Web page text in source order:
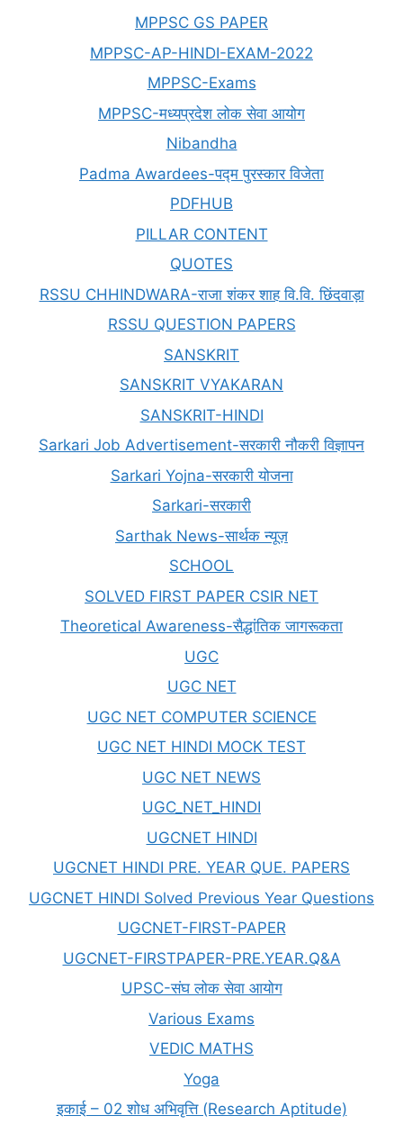
MPPSC GS PAPER
MPPSC-AP-HINDI-EXAM-2022
MPPSC-Exams
MPPSC-मध्यप्रदेश लोक सेवा आयोग
Nibandha
Padma Awardees-पद्म पुरस्कार विजेता
PDFHUB
PILLAR CONTENT
QUOTES
RSSU CHHINDWARA-राजा शंकर शाह वि.वि. छिंदवाड़ा
RSSU QUESTION PAPERS
SANSKRIT
SANSKRIT VYAKARAN
SANSKRIT-HINDI
Sarkari Job Advertisement-सरकारी नौकरी विज्ञापन
Sarkari Yojna-सरकारी योजना
Sarkari-सरकारी
Sarthak News-सार्थक न्यूज़
SCHOOL
SOLVED FIRST PAPER CSIR NET
Theoretical Awareness-सैद्धांतिक जागरूकता
UGC
UGC NET
UGC NET COMPUTER SCIENCE
UGC NET HINDI MOCK TEST
UGC NET NEWS
UGC_NET_HINDI
UGCNET HINDI
UGCNET HINDI PRE. YEAR QUE. PAPERS
UGCNET HINDI Solved Previous Year Questions
UGCNET-FIRST-PAPER
UGCNET-FIRSTPAPER-PRE.YEAR.Q&A
UPSC-संघ लोक सेवा आयोग
Various Exams
VEDIC MATHS
Yoga
इकाई – 02 शोध अभिवृत्ति (Research Aptitude)